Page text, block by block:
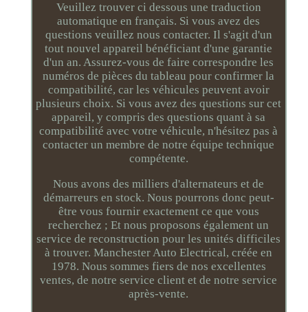
Veuillez trouver ci dessous une traduction
automatique en français. Si vous avez des
questions veuillez nous contacter. Il s'agit d'un
tout nouvel appareil bénéficiant d'une garantie
d'un an. Assurez-vous de faire correspondre les
numéros de pièces du tableau pour confirmer la
compatibilité, car les véhicules peuvent avoir
plusieurs choix. Si vous avez des questions sur cet
appareil, y compris des questions quant à sa
compatibilité avec votre véhicule, n'hésitez pas à
contacter un membre de notre équipe technique
compétente.
Nous avons des milliers d'alternateurs et de
démarreurs en stock. Nous pourrons donc peut-
être vous fournir exactement ce que vous
recherchez ; Et nous proposons également un
service de reconstruction pour les unités difficiles
à trouver. Manchester Auto Electrical, créée en
1978. Nous sommes fiers de nos excellentes
ventes, de notre service client et de notre service
après-vente.